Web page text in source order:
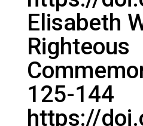
Elisabeth
https://